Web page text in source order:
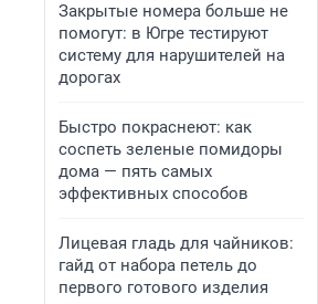
Закрытые номера больше не
помогут: в Югре тестируют
систему для нарушителей на
дорогах
Быстро покраснеют: как
соспеть зеленые помидоры
дома — пять самых
эффективных способов
Лицевая гладь для чайников:
гайд от набора петель до
первого готового изделия